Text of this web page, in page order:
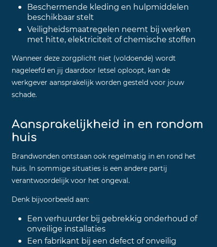
Beschermende kleding en hulpmiddelen
beschikbaar stelt
Veiligheidsmaatregelen neemt bij werken
met hitte, elektriciteit of chemische stoffen
Wanneer deze zorgplicht niet (voldoende) wordt
nageleefd en jij daardoor letsel oploopt, kan de
werkgever aansprakelijk worden gesteld voor jouw
schade.
Aansprakelijkheid in en rondom
huis
Brandwonden ontstaan ook regelmatig in en rond het
huis. In sommige situaties is een andere partij
verantwoordelijk voor het ongeval.
Denk bijvoorbeeld aan:
Een verhuurder bij gebrekkig onderhoud of
onveilige installaties
Een fabrikant bij een defect of onveilig